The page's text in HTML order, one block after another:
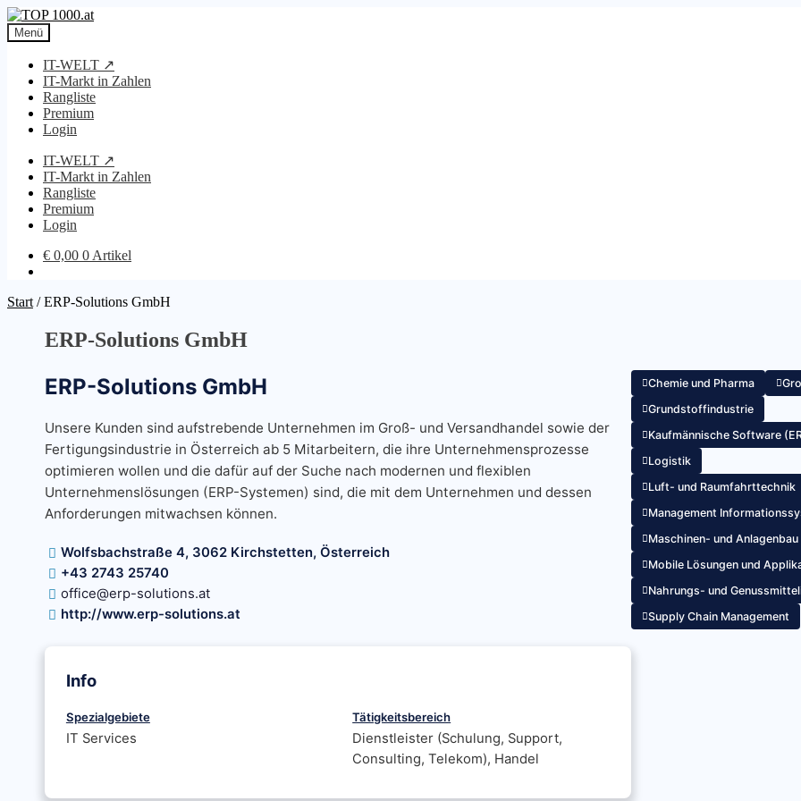
Zur
Navigation
springen
Zum
Inhalt
springen
Menü
IT-WELT ↗
IT-Markt in Zahlen
Rangliste
Premium
Login
IT-WELT ↗
IT-Markt in Zahlen
Rangliste
Premium
Login
€ 0,00 0 Artikel
Start /ERP-Solutions GmbH
ERP-Solutions GmbH
ERP-Solutions GmbH
Unsere Kunden sind aufstrebende Unternehmen im Groß- und Versandhandel sowie der
Fertigungsindustrie in Österreich ab 5 Mitarbeitern, die ihre Unternehmensprozesse
optimieren wollen und die dafür auf der Suche nach modernen und flexiblen
Unternehmenslösungen (ERP-Systemen) sind, die mit dem Unternehmen und dessen
Anforderungen mitwachsen können.
Wolfsbachstraße 4, 3062 Kirchstetten, Österreich
+43 2743 25740
office@erp-solutions.at
http://www.erp-solutions.at
Info
Spezialgebiete
IT Services
Tätigkeitsbereich
Dienstleister (Schulung, Support,
Consulting, Telekom), Handel
Chemie und Pharma
Grundstoffindustrie
Kaufmännische Software
Logistik
Luft- und Raumfahrttechnik
Management
Maschinen- und Anlagenbau
Mobile Lösungen und
Nahrungs- und
Supply Chain Management